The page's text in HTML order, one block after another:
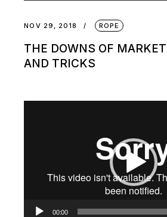
NOV 29, 2018 ROPE
THE DOWNS OF
AND TRICKS
00:00